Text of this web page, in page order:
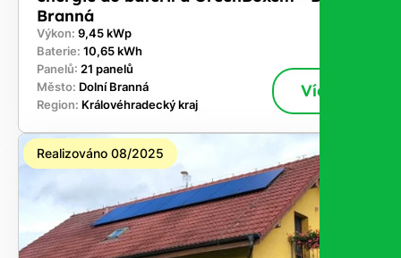
Branná
Výkon: 9,45 kWp
Baterie: 10,65 kWh
Panelů: 21 panelů
Město: Dolní Branná
Region: Královéhradecký kraj
Více
Realizováno 08/2025